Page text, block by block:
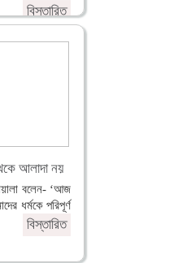
বিস্তারিত
আলাদা নয়
বলেন- ‘আজ
ধর্মকে পরিপূর্ণ
বিস্তারিত